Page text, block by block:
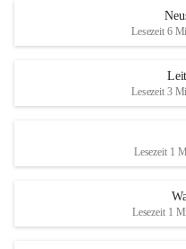
S
und den daraus folgenden
Maßnahmen zur
Rebe und der
Anhang VBl. EU Nr. 18
1 Seite•1,4 MB
Lesezeit 6
Lesezeit 3
Lesezeit 1
Lesezeit 1